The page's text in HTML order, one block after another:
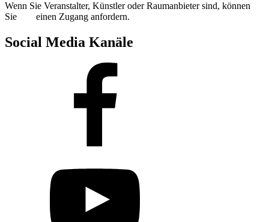
Wenn Sie Veranstalter, Künstler oder Raumanbieter sind, können
Sie
einen Zugang anfordern.
Social Media Kanäle